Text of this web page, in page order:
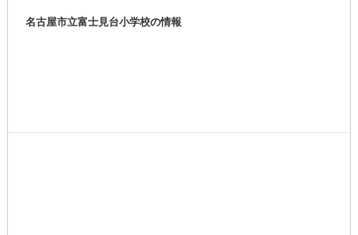
名古屋市立富士見台小学校の情報